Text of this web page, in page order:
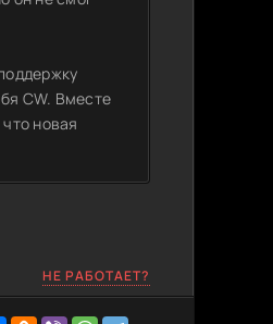
CW. Вместе
новая
НЕ РАБОТАЕТ?